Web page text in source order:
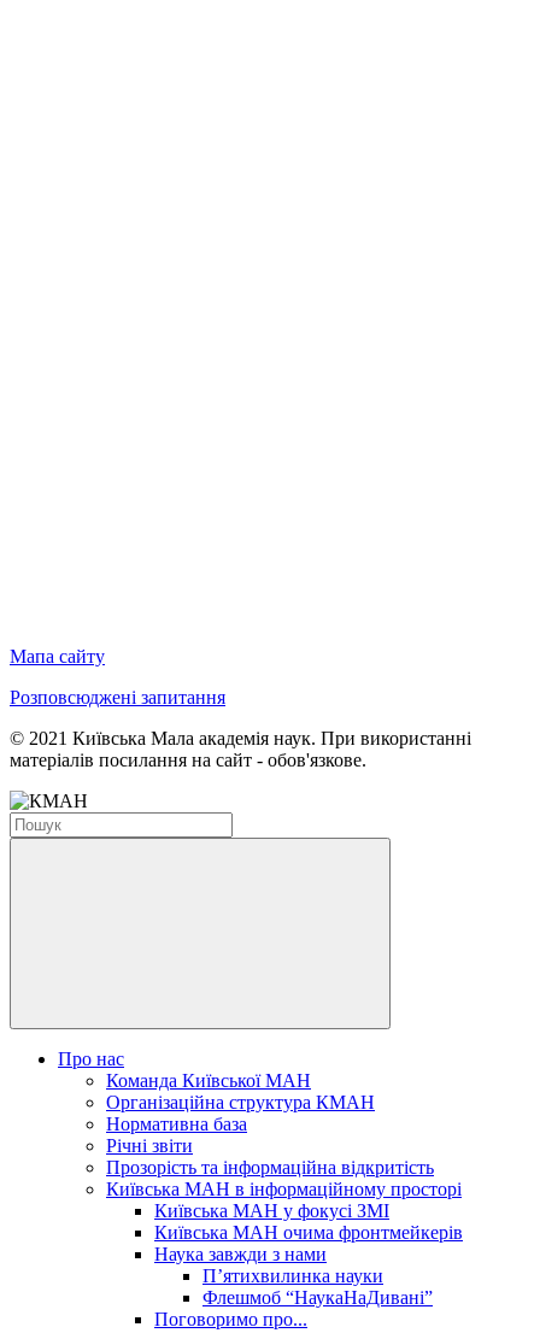
Мапа сайту
Розповсюджені запитання
© 2021 Київська Мала академія наук. При використанні
матеріалів посилання на сайт - обов'язкове.
Про нас
Команда Київської МАН
Організаційна структура КМАН
Нормативна база
Річні звіти
Прозорість та інформаційна відкритість
Київська МАН в інформаційному просторі
Київська МАН у фокусі ЗМІ
Київська МАН очима фронтмейкерів
Наука завжди з нами
П’ятихвилинка науки
Флешмоб “НаукаНаДивані”
Поговоримо про...